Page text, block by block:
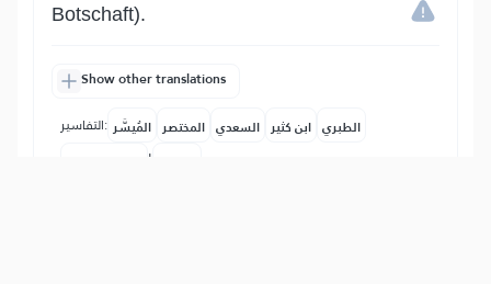
Botschaft).
Show other translations
التفاسير: المُيسَّر المختصر السعدي ابن كثير الطبري
|